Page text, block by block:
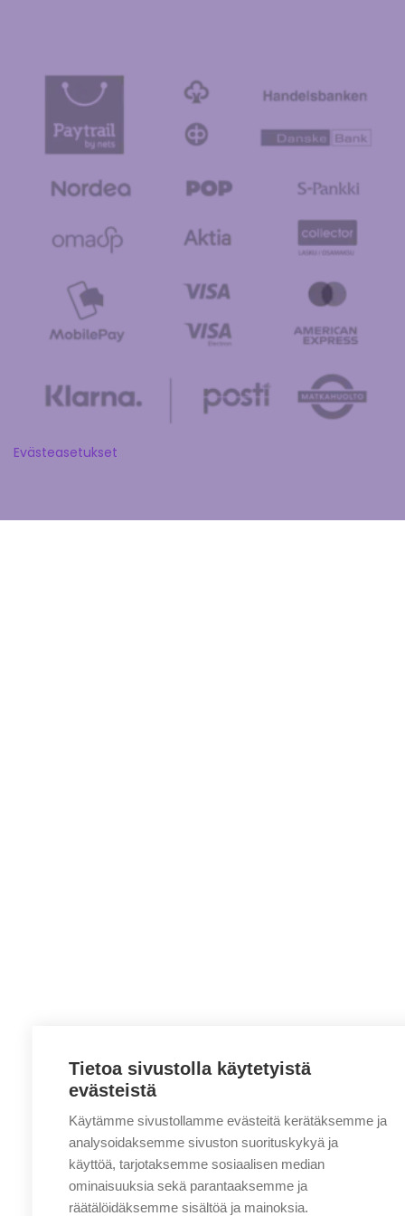
Evästeasetukset
Tietoa sivustolla käytetyistä
evästeistä
Käytämme sivustollamme evästeitä kerätäksemme ja
analysoidaksemme sivuston suorituskykyä ja
käyttöä, tarjotaksemme sosiaalisen median
ominaisuuksia sekä parantaaksemme ja
räätälöidäksemme sisältöä ja mainoksia.